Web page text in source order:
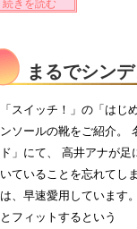
続きを読む
まるでシン
「スイッチ！」の「は
ンソールの靴をご紹介。
ド」にて、 高井アナが
いていることを忘れてし
は、早速愛用しています
とフィットするという